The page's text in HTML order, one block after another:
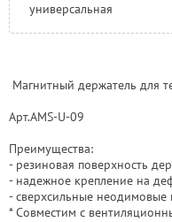
универсальная
Магнитный держатель для
Арт.AMS-U-09
Преимущества:
- резиновая поверхность
- надежное крепление на
- сверхсильные неодимовые
* Совместим с